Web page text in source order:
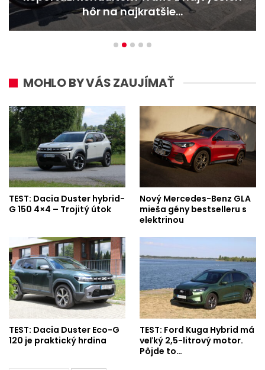
na najkratšie…
MOHLO BY VÁS ZAUJÍMAŤ
TEST: Dacia Duster hybrid-
G 150 4×4 – Trojitý útok
Nový Mercedes-Benz GLA
mieša gény bestselleru s
elektrinou
TEST: Dacia Duster Eco-G
120 je praktický hrdina
TEST: Ford Kuga Hybrid má
veľký 2,5-litrový motor.
Pôjde to…